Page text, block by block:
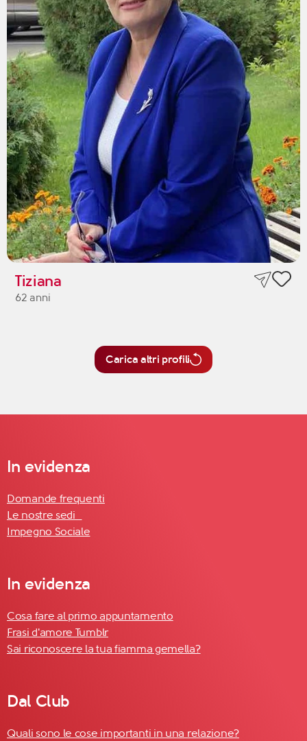
Tiziana
62 anni
Carica altri profili
In evidenza
Domande frequenti
Le nostre sedi
Impegno Sociale
In evidenza
Cosa fare al primo appuntamento
Frasi d'amore Tumblr
Sai riconoscere la tua fiamma gemella?
Dal Club
Quali sono le cose importanti in una relazione?